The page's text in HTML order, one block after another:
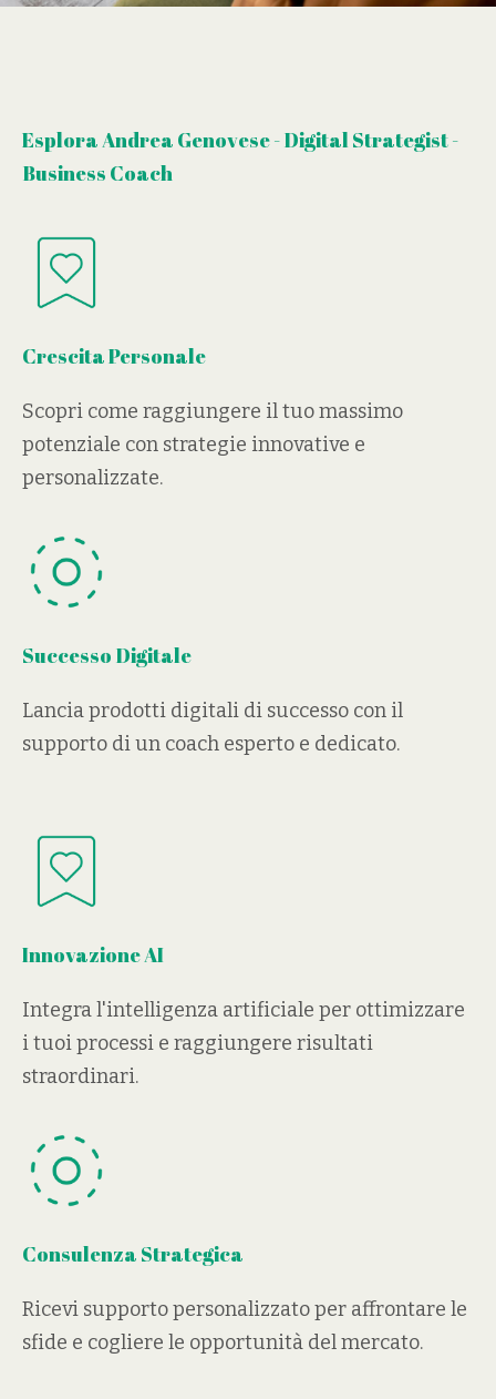
Esplora Andrea Genovese - Digital Strategist -
Business Coach
Crescita Personale
Scopri come raggiungere il tuo massimo
potenziale con strategie innovative e
personalizzate.
Successo Digitale
Lancia prodotti digitali di successo con il
supporto di un coach esperto e dedicato.
Innovazione AI
Integra l'intelligenza artificiale per ottimizzare
i tuoi processi e raggiungere risultati
straordinari.
Consulenza Strategica
Ricevi supporto personalizzato per affrontare le
sfide e cogliere le opportunità del mercato.